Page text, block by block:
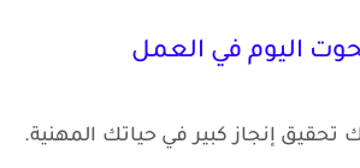
اليوم في العمل
إنجاز كبير في حياتك المهنية.